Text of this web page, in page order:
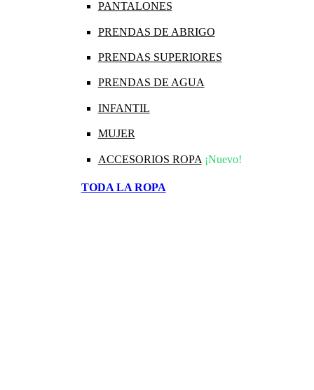
PANTALONES
PRENDAS DE ABRIGO
PRENDAS SUPERIORES
PRENDAS DE AGUA
INFANTIL
MUJER
ACCESORIOS ROPA ¡Nuevo!
TODA LA ROPA